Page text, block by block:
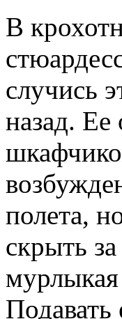
В
случись
назад. Ее
полета,
скрыть